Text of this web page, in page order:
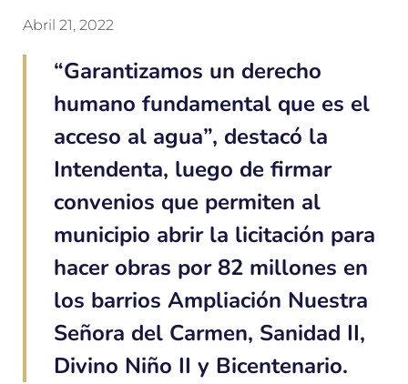
Abril 21, 2022
“Garantizamos un derecho
humano fundamental que es el
acceso al agua”, destacó la
Intendenta, luego de firmar
convenios que permiten al
municipio abrir la licitación para
hacer obras por 82 millones en
los barrios Ampliación Nuestra
Señora del Carmen, Sanidad II,
Divino Niño II y Bicentenario.